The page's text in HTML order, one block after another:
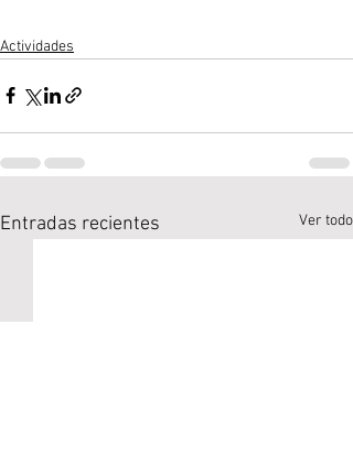
Actividades
Entradas recientes Ver todo